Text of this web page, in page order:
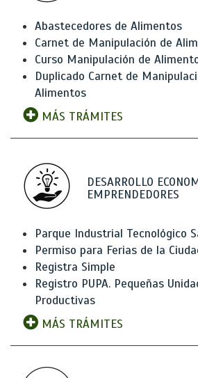
Abastecedores de Alimentos
Carnet de Manipulación de
Curso Manipulación de
Duplicado Carnet de
Alimentos
MÁS TRÁMITES
DESARROLLO
EMPRENDEDORES
Parque Industrial Tecnológico
Permiso para Ferias de la
Registra Simple
Registro PUPA. Pequeñas
Productivas
MÁS TRÁMITES